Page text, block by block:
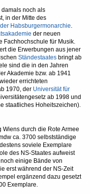
noch als
in der Mitte des
Habsburgermonarchie.
der neuen
Fachhochschule für Musik.
die Erwerbungen aus jener
Ständestaates bringt ab
sind die in den Jahren
Akademie bzw. ab 1941
errichteten
1970, der Universität für
ab 1998 und
staatliches Hoheitszeichen).
Wiens durch die Rote Armee
ca. 3700 selbstständige
soviele Exemplare
des NS-Staates aufweist
einige Bände von
erst während der NS-Zeit
ergänzend dazu gesetzt
Exemplare.